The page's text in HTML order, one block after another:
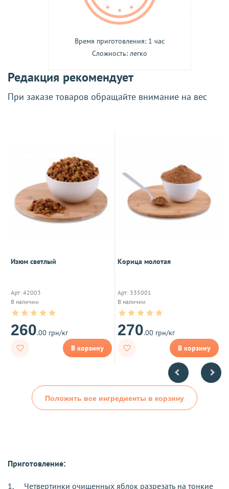
Время приготовления: 1 час
Сложность: легко
Редакция рекомендует
При заказе товаров обращайте внимание на вес
Изюм светлый
Арт: 42003
В наличии
260.00 грн/кг
В корзину
Корица молотая
Арт: 335001
В наличии
270.00 грн/кг
В корзину
Положить все ингредиенты в корзину
Приготовление:
1. Четвертинки очищенных яблок разрезать на тонкие